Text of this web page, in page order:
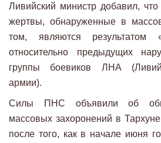
Ливийский министр добавил,
жертвы, обнаруженные в
том, являются результатом
относительно предыдущих
группы боевиков ЛНА
армии).
Силы ПНС объявили об
массовых захоронений в
после того, как в начале июня